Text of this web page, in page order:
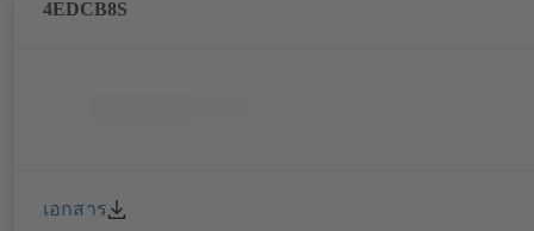
4EDCB8S
เอกสาร